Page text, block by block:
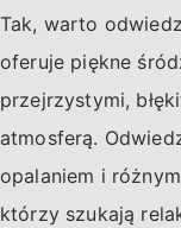
Tak, warto
oferuje piękne
przejrzystymi,
atmosferą.
opalaniem i
którzy szukają